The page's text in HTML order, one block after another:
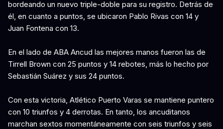
bordeando un nuevo triple-doble para su registro. Detrás de
él, en cuanto a puntos, se ubicaron Pablo Rivas con 14 y
Juan Fontena con 13.
En el lado de ABA Ancud las mejores manos fueron las de
Tirrell Brown con 25 puntos y 14 rebotes, más lo hecho por
Sebastián Suárez y sus 24 puntos.
Con esta victoria, Atlético Puerto Varas se mantiene puntero
con 10 triunfos y 4 derrotas. En tanto, los ancuditanos
marchan sextos momentáneamente con seis triunfos y seis